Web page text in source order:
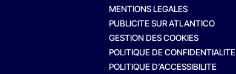
MENTIONS LEGALES
PUBLICITE SUR ATLANTICO
GESTION DES COOKIES
POLITIQUE DE CONFIDENTIALITE
POLITIQUE D’ACCESSIBILITE